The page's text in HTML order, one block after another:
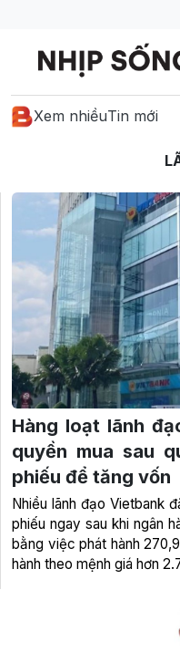
Xem nhiềuTin mới
Hàng loạt lãnh
quyền mua sau
phiếu để tăng vốn
Nhiều lãnh đạo Vietbank
phiếu ngay sau khi ngân
bằng việc phát hành
hành theo mệnh giá hơn